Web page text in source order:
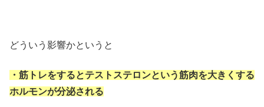
どういう影響かというと
・筋トレをするとテストステロンという筋肉を大きくする
ホルモンが分泌される